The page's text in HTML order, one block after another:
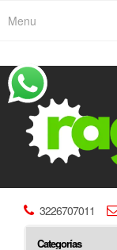
Menu
3226707011